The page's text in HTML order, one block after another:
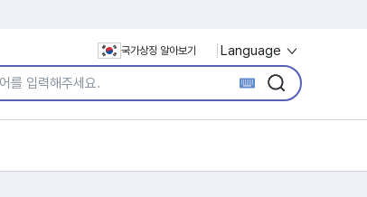
국가상징 알아보기 Language
어 입력
검색
검색